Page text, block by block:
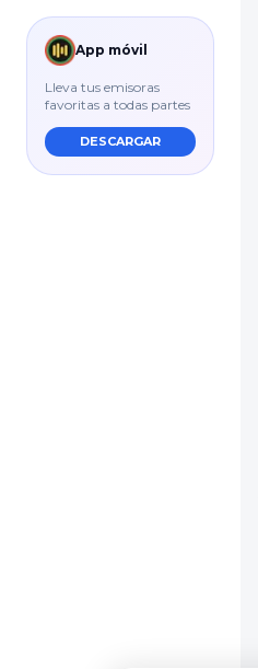
App móvil
Lleva tus emisoras
favoritas a todas partes
DESCARGAR